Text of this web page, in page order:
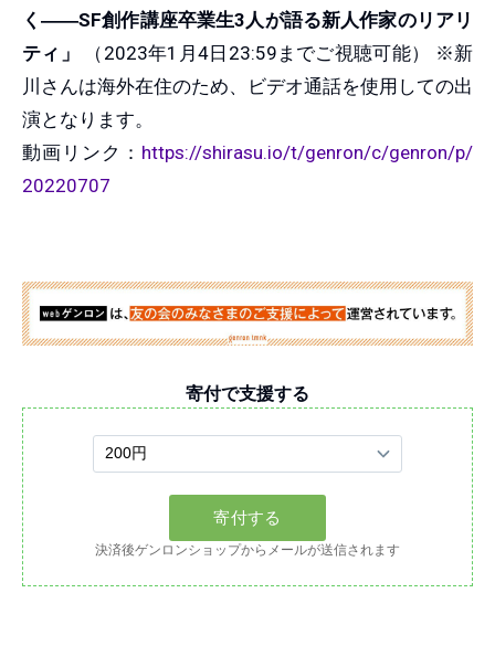
く――SF創作講座卒業生3人が語る新人作家のリアリ
ティ」
（2023年1月4日23:59までご視聴可能） ※新
川さんは海外在住のため、ビデオ通話を使用しての出
演となります。
動画リンク： https://shirasu.io/t/genron/c/genron/p/
20220707
寄付で支援する
決済後ゲンロンショップからメールが送信されます